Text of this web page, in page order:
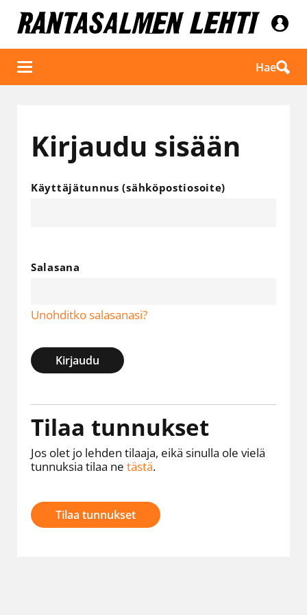
Hae
Kirjaudu sisään
Käyttäjätunnus (sähköpostiosoite)
Salasana
Unohditko salasanasi?
Kirjaudu
Tilaa tunnukset
Jos olet jo lehden tilaaja, eikä sinulla ole vielä
tunnuksia tilaa ne tästä.
Tilaa tunnukset